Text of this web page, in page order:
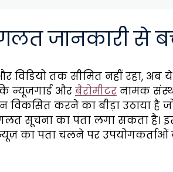
जानकारी से
तक सीमित नहीं रहा, अब ये
न्यूजगार्ड और बैरोमीटर नामक
विकसित करने का बीड़ा उठाया
सूचना का पता लगा सकता है।
का पता चलने पर